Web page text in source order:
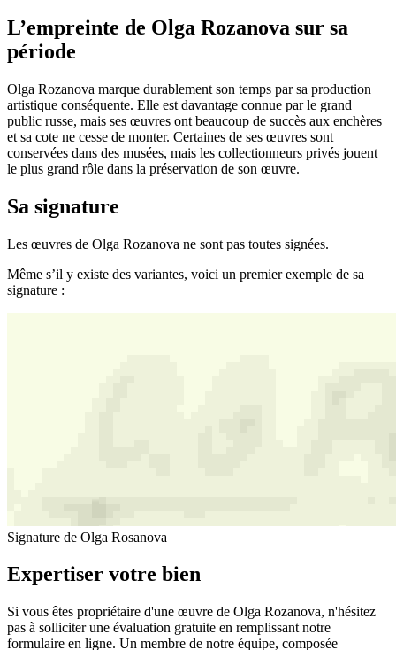
L’empreinte de Olga Rozanova sur sa
période
Olga Rozanova marque durablement son temps par sa production
artistique conséquente. Elle est davantage connue par le grand
public russe, mais ses œuvres ont beaucoup de succès aux enchères
et sa cote ne cesse de monter. Certaines de ses œuvres sont
conservées dans des musées, mais les collectionneurs privés jouent
le plus grand rôle dans la préservation de son œuvre.
Sa signature
Les œuvres de Olga Rozanova ne sont pas toutes signées.
Même s’il y existe des variantes, voici un premier exemple de sa
signature :
Signature de Olga Rosanova
Expertiser votre bien
Si vous êtes propriétaire d'une œuvre de Olga Rozanova, n'hésitez
pas à solliciter une évaluation gratuite en remplissant notre
formulaire en ligne. Un membre de notre équipe, composée